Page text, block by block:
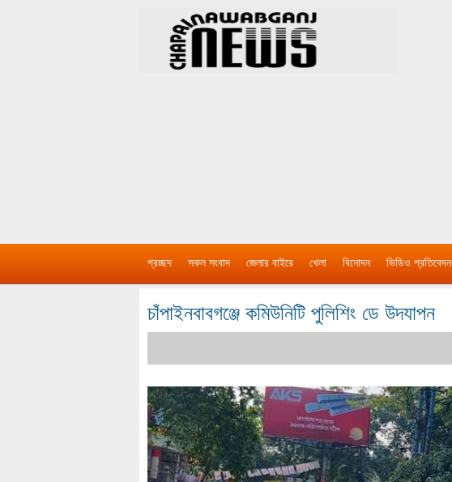
প্রচ্ছদ সকল সংবাদ জেলার বাইরে খেলা বিনোদন ভিডিও প্রতিবেদন
চাঁপাইনবাবগঞ্জে কমিউনিটি পুলিশিং ডে উদযাপন